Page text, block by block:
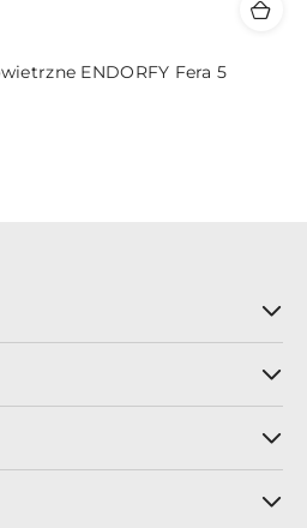
ENDORFY Fera 5